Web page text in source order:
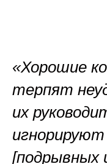
«Хорошие
терпят
их
[подрывных